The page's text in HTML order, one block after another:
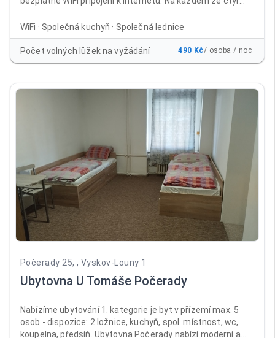
suterénu ubytovny je umístěna společenská místnost s
velkoplošnou televizí, sprchy, WC a kuchyň s jídelnou, kde si
mohou ubytovaní připravit v mikrovlnných troubách nebo
na sporácích jídlo po celý den. Mimo kuřárny na balkonech
pondělí až pátek od 12:00 do 17:00, v sobotu a neděli od
14:00 do 18:00. Ubytováváme od 14:00, jinak předchozí
WiFi · Společná kuchyň · Společná lednice
Počet volných lůžek na vyžádání 490 Kč/ osoba / noc
Počerady 25, , Vyskov-Louny 1
Ubytovna U Tomáše Počerady
Nabízíme ubytování 1. kategorie je byt v přízemí max. 5
osob - dispozice: 2 ložnice, kuchyň, spol. místnost, wc,
koupelna, předsíň. Ubytovna Počerady nabízí moderní a